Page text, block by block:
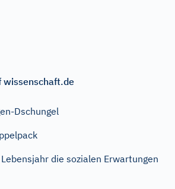
Dschungel
die sozialen Erwartungen